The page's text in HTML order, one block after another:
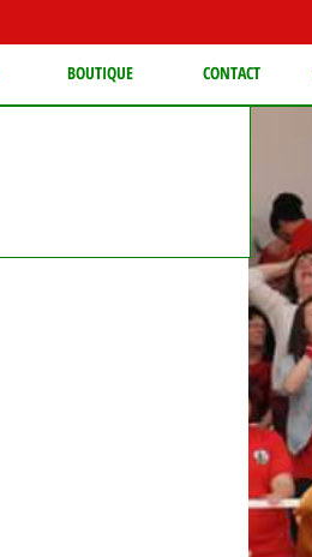
BOUTIQUE CONTACT